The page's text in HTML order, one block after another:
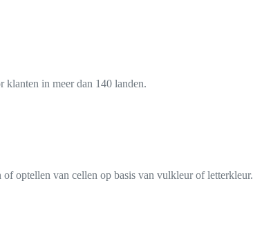
klanten in meer dan 140 landen.
optellen van cellen op basis van vulkleur of letterkleur.